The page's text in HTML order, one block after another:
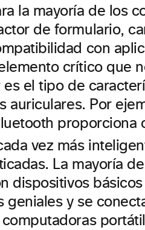
la mayoría de los
de formulario,
con
crítico que
el tipo de
auriculares. Por
proporciona
vez más
La mayoría
dispositivos
geniales y se